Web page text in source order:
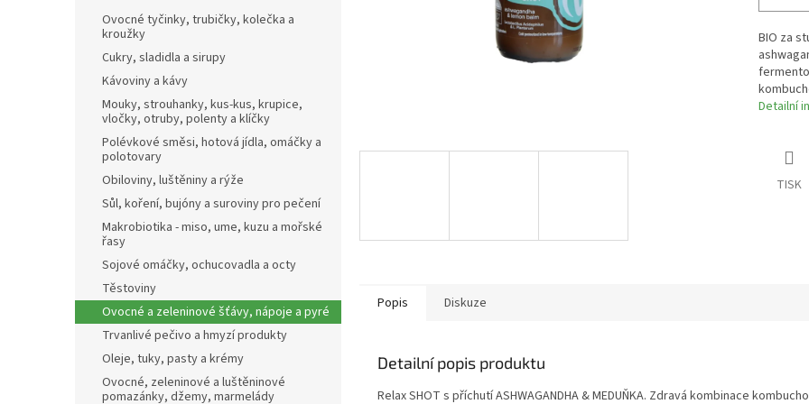
Ovocné tyčinky, trubičky, kolečka a
kroužky
Cukry, sladidla a sirupy
Kávoviny a kávy
Mouky, strouhanky, kus-kus, krupice,
vločky, otruby, polenty a klíčky
Polévkové směsi, hotová jídla, omáčky a
polotovary
Obiloviny, luštěniny a rýže
Sůl, koření, bujóny a suroviny pro pečení
Makrobiotika - miso, ume, kuzu a mořské
řasy
Sojové omáčky, ochucovadla a octy
Těstoviny
Ovocné a zeleninové šťávy, nápoje a pyré
Trvanlivé pečivo a hmyzí produkty
Oleje, tuky, pasty a krémy
Ovocné, zeleninové a luštěninové
pomazánky, džemy, marmelády
BIO za
Detailní
TISK
Popis Diskuze
Detailní popis produktu
Relax SHOT s příchutí ASHWAGANDHA & MEDUŇKA. Zdravá kombinace